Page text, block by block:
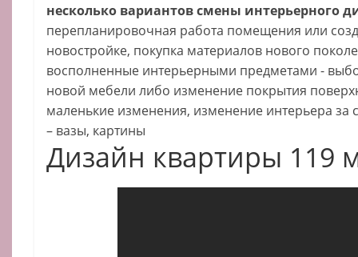
несколько вариантов смены интерьерного
перепланировочная работа помещения или
новостройке, покупка материалов нового
восполненные интерьерными предметами -
новой мебели либо изменение покрытия
маленькие изменения, изменение интерьера за
– вазы, картины
Дизайн квартиры 119